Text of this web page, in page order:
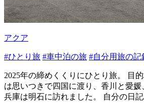
アクア
#ひとり旅 #車中泊の旅 #自分用旅の記
2025年の締めくくりにひとり旅。 目
は思いつきで四国に渡り、香川と愛媛
兵庫は明石に訪れました。 自分の日